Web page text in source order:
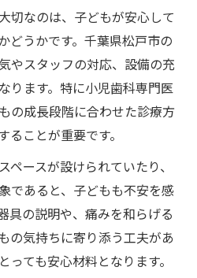
切なのは、子どもが安心して
どうかです。千葉県松戸市の
やスタッフの対応、設備の充
ります。特に小児歯科専門医
の成長段階に合わせた診療方
ことが重要です。
ースが設けられていたり、
であると、子どもも不安を感
具の説明や、痛みを和らげる
の気持ちに寄り添う工夫があ
ても安心材料となります。